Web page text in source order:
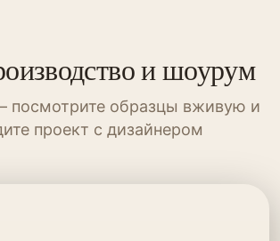
и шоурум
посмотрите образцы вживую и
проект с дизайнером